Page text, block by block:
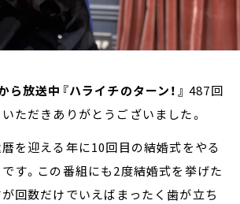
放送中『ハライチのターン！』 487回
ただきありがとうございました。
を迎える年に10回目の結婚式をやる
す。この番組にも2度結婚式を挙げた
回数だけでいえばまったく歯が立ち